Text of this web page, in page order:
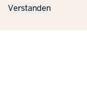
Verstanden